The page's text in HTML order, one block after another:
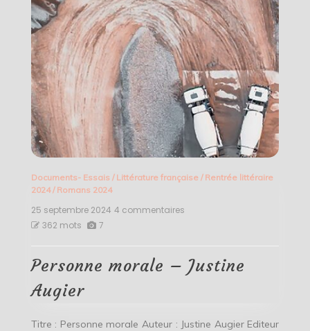
Documents- Essais / Littérature française/ Rentrée littéraire
2024/ Romans 2024
25 septembre 2024 4 commentaires
Justine
Augier
362 mots 7
Personne morale – Justine
Augier
Titre : Personne morale Auteur : Justine Augier Editeur